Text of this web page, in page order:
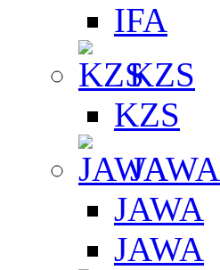
IFA
KZS
KZS
JAWA
JAWA
JAWA